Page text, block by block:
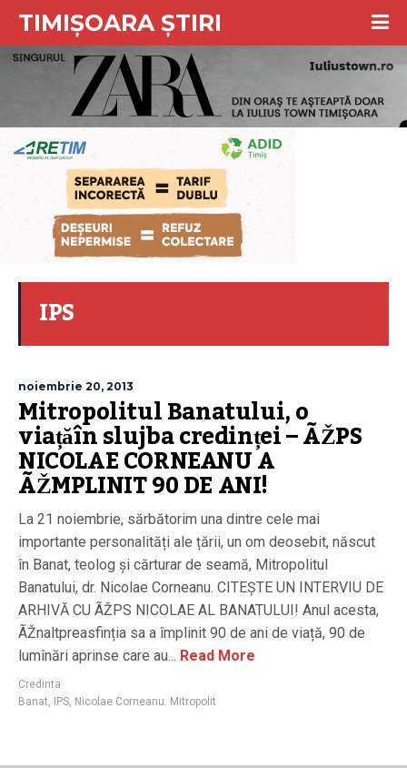
TIMIȘOARA ȘTIRI
IPS
noiembrie 20, 2013
Mitropolitul Banatului, o
viațăîn slujba credinței – ÃŽPS
NICOLAE CORNEANU A
ÃŽMPLINIT 90 DE ANI!
La 21 noiembrie, sărbătorim una dintre cele mai
importante personalități ale țării, un om deosebit, născut
în Banat, teolog și cărturar de seamă, Mitropolitul
Banatului, dr. Nicolae Corneanu. CITEȘTE UN INTERVIU DE
ARHIVĂ CU ÃŽPS NICOLAE AL BANATULUI! Anul acesta,
ÃŽnaltpreasfinția sa a împlinit 90 de ani de viață, 90 de
lumînări aprinse care au... Read More
Credinta
Banat, IPS, Nicolae Corneanu. Mitropolit